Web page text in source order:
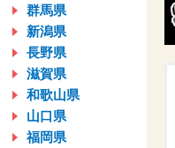
群馬県
新潟県
長野県
滋賀県
和歌山県
山口県
福岡県